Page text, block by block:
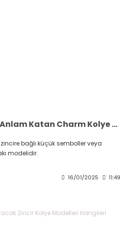
Her Anınıza Özel Anlam Katan Charm Kolye Modelleri Hangileri
bağlı küçük semboller veya
modelidir.
16/01/2025 11:49